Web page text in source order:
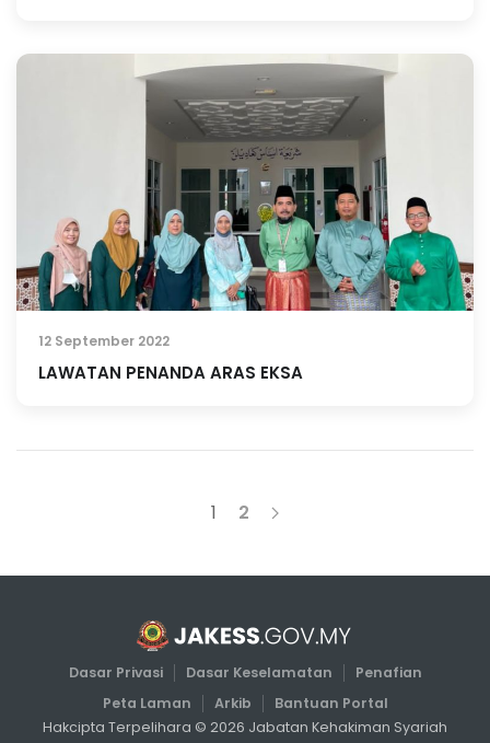
12 September 2022
LAWATAN PENANDA ARAS EKSA
1 2
Dasar Privasi Dasar Keselamatan
Penafian
Peta Laman
Arkib
Bantuan Portal
Hakcipta Terpelihara © 2026 Jabatan Kehakiman Syariah